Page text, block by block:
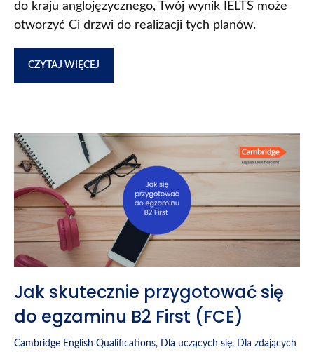
do kraju anglojęzycznego, Twój wynik IELTS może
otworzyć Ci drzwi do realizacji tych planów.
CZYTAJ WIĘCEJ
Jak skutecznie przygotować się
do egzaminu B2 First (FCE)
Cambridge English Qualifications, Dla uczących się, Dla zdających